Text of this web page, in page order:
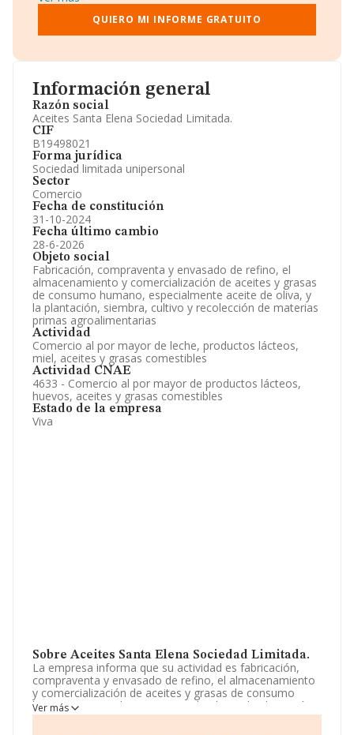
Información general
Razón social
Aceites Santa Elena Sociedad Limitada.
CIF
B19498021
Forma jurídica
Sociedad limitada unipersonal
Sector
Comercio
Fecha de constitución
31-10-2024
Fecha último cambio
28-6-2026
Objeto social
Fabricación, compraventa y envasado de refino, el
almacenamiento y comercialización de aceites y grasas
de consumo humano, especialmente aceite de oliva, y
la plantación, siembra, cultivo y recolección de materias
primas agroalimentarias
Actividad
Comercio al por mayor de leche, productos lácteos,
miel, aceites y grasas comestibles
Actividad CNAE
4633 - Comercio al por mayor de productos lácteos,
huevos, aceites y grasas comestibles
Estado de la empresa
Viva
Sobre Aceites Santa Elena Sociedad Limitada.
La empresa informa que su actividad es fabricación,
compraventa y envasado de refino, el almacenamiento
y comercialización de aceites y grasas de consumo
humano, especialmente aceite de oliva, y la plantación,
siembra, cultivo y recolección de materias primas
Ver más
Gráficos de Evolución Ventas y Empleados.
Consejo de Administración y Administradores.
Directivos y Ejecutivos.
Información oficial y registral complementaria.
QUIERO MI INFORME GRATUITO